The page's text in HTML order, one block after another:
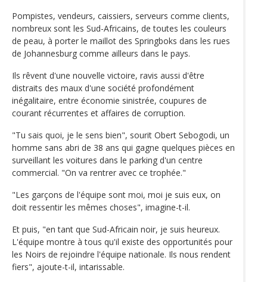
Pompistes, vendeurs, caissiers, serveurs comme clients,
nombreux sont les Sud-Africains, de toutes les couleurs
de peau, à porter le maillot des Springboks dans les rues
de Johannesburg comme ailleurs dans le pays.
Ils rêvent d'une nouvelle victoire, ravis aussi d'être
distraits des maux d'une société profondément
inégalitaire, entre économie sinistrée, coupures de
courant récurrentes et affaires de corruption.
"Tu sais quoi, je le sens bien", sourit Obert Sebogodi, un
homme sans abri de 38 ans qui gagne quelques pièces en
surveillant les voitures dans le parking d'un centre
commercial. "On va rentrer avec ce trophée."
"Les garçons de l'équipe sont moi, moi je suis eux, on
doit ressentir les mêmes choses", imagine-t-il.
Et puis, "en tant que Sud-Africain noir, je suis heureux.
L'équipe montre à tous qu'il existe des opportunités pour
les Noirs de rejoindre l'équipe nationale. Ils nous rendent
fiers", ajoute-t-il, intarissable.